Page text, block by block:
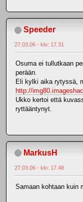
Speeder
27.03.06 - klo: 17.31
Osuma ei tullutkaan
perään.
Eli kylki aika rytyssä,
http://
Ukko kertoi että
ryttääntynyt.
MarkusH
27.03.06 - klo: 17.48
Samaan kohtaan kuin